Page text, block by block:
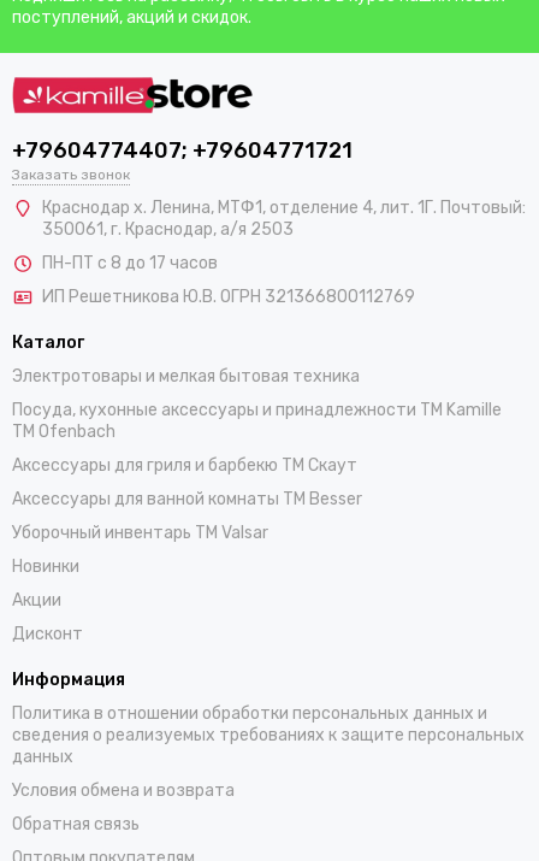
поступлений, акций и скидок.
+79604774407; +79604771721
Заказать звонок
Краснодар х. Ленина, МТФ1, отделение 4, лит. 1Г. Почтовый:
350061, г. Краснодар, а/я 2503
ПН-ПТ с 8 до 17 часов
ИП Решетникова Ю.В. ОГРН 321366800112769
Каталог
Электротовары и мелкая бытовая техника
Посуда, кухонные аксессуары и принадлежности TM Kamille
TM Ofenbach
Аксессуары для гриля и барбекю TM Скаут
Аксессуары для ванной комнаты TM Besser
Уборочный инвентарь TM Valsar
Новинки
Акции
Дисконт
Информация
Политика в отношении обработки персональных данных и
сведения о реализуемых требованиях к защите персональных
данных
Условия обмена и возврата
Обратная связь